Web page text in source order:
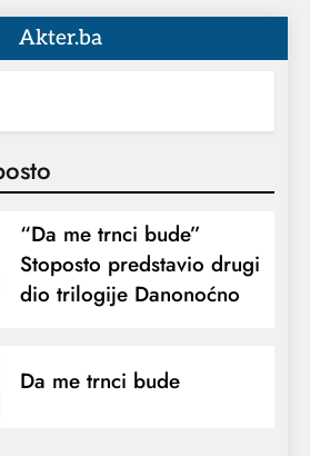
Akter.ba
“Da me trnci bude”
Stoposto predstavio drugi
dio trilogije Danonoćno
Da me trnci bude